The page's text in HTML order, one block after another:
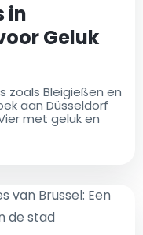
in
Geluk
zoals Bleigießen en
aan Düsseldorf
met geluk en